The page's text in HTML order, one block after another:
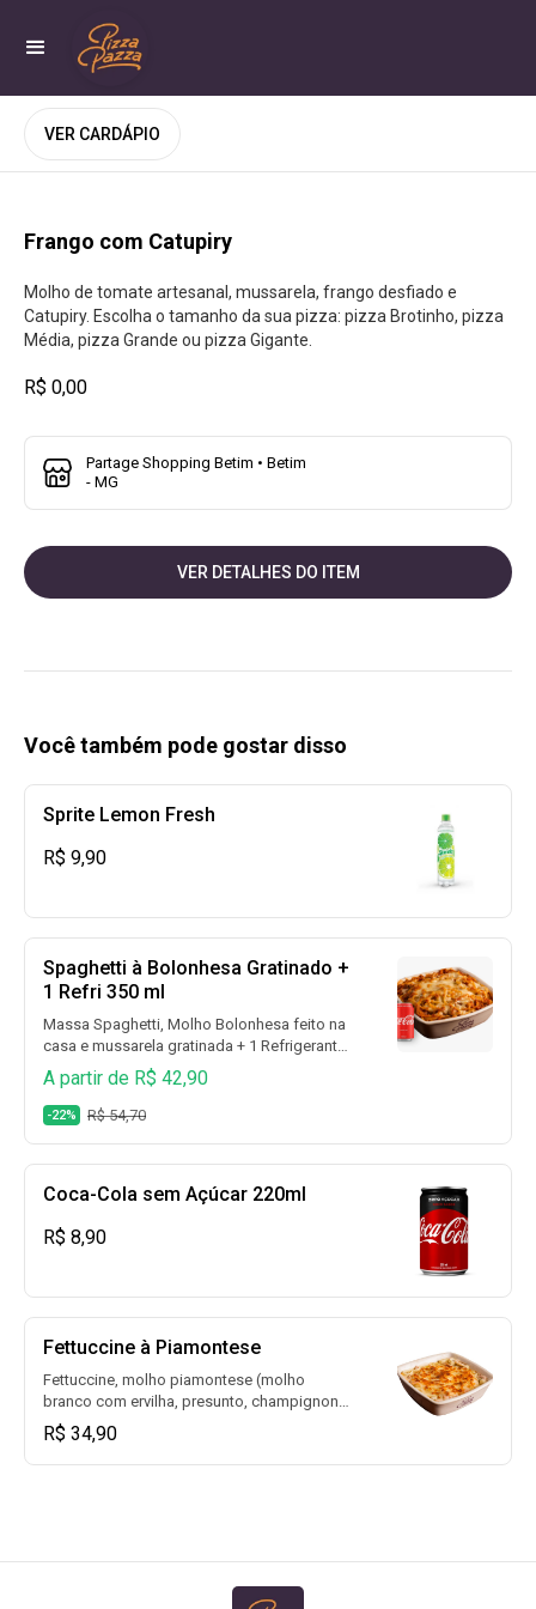
VER CARDÁPIO
Frango com Catupiry
Molho de tomate artesanal, mussarela, frango desfiado e
Catupiry. Escolha o tamanho da sua pizza: pizza Brotinho, pizza
Média, pizza Grande ou pizza Gigante.
R$ 0,00
Partage Shopping Betim • Betim
- MG
VER DETALHES DO ITEM
Você também pode gostar disso
Sprite Lemon Fresh
R$ 9,90
Spaghetti à Bolonhesa Gratinado +
1 Refri 350 ml
Massa Spaghetti, Molho Bolonhesa feito na
casa e mussarela gratinada + 1 Refrigerante
350 ml (Coca Cola, Coca Cola Sem Açúcar,
Guaraná, Fanta Laranja, Fanta Uva, Sprite,
Sprite Zero e muito mais)
A partir de R$ 42,90
-22% R$ 54,70
Coca-Cola sem Açúcar 220ml
R$ 8,90
Fettuccine à Piamontese
Fettuccine, molho piamontese (molho
branco com ervilha, presunto, champignon)
e mussarela para gratinar
R$ 34,90